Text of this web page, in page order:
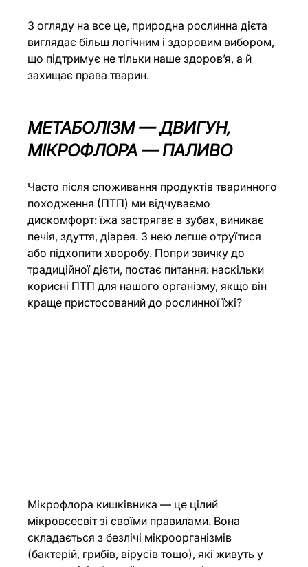
З огляду на все це, природна рослинна дієта
виглядає більш логічним і здоровим вибором,
що підтримує не тільки наше здоров’я, а й
захищає права тварин.
МЕТАБОЛІЗМ — ДВИГУН,
МІКРОФЛОРА — ПАЛИВО
Часто після споживання продуктів тваринного
походження (ПТП) ми відчуваємо
дискомфорт: їжа застрягає в зубах, виникає
печія, здуття, діарея. З нею легше отруїтися
або підхопити хворобу. Попри звичку до
традиційної дієти, постає питання: наскільки
корисні ПТП для нашого організму, якщо він
краще пристосований до рослинної їжі?
Мікрофлора кишківника — це цілий
мікровсесвіт зі своїми правилами. Вона
складається з безлічі мікроорганізмів
(бактерій, грибів, вірусів тощо), які живуть у